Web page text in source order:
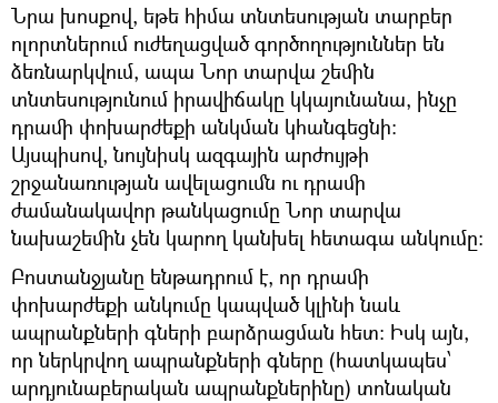
Նրա խոսքով, եթե հիմա տնտեսության տարբեր
ոլորտներում ուժեղացված գործողություններ են
ձեռնարկվում, ապա Նոր տարվա շեմին
տնտեսությունում իրավիճակը կկայունանա, ինչը
դրամի փոխարժեքի անկման կհանգեցնի։
Այսպիսով, նույնիսկ ազգային արժույթի
շրջանառության ավելացումն ու դրամի
ժամանակավոր թանկացումը Նոր տարվա
նախաշեմին չեն կարող կանխել հետագա անկումը։
Բոստանջյանը ենթադրում է, որ դրամի
փոխարժեքի անկումը կապված կլինի նաև
ապրանքների գների բարձրացման հետ։ Իսկ այն,
որ ներկրվող ապրանքների գները (հատկապես՝
արդյունաբերական ապրանքներինը) տոնական